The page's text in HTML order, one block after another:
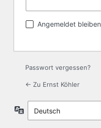
Angemeldet bleiben
Passwort vergessen?
← Zu Ernst Köhler
Sprache